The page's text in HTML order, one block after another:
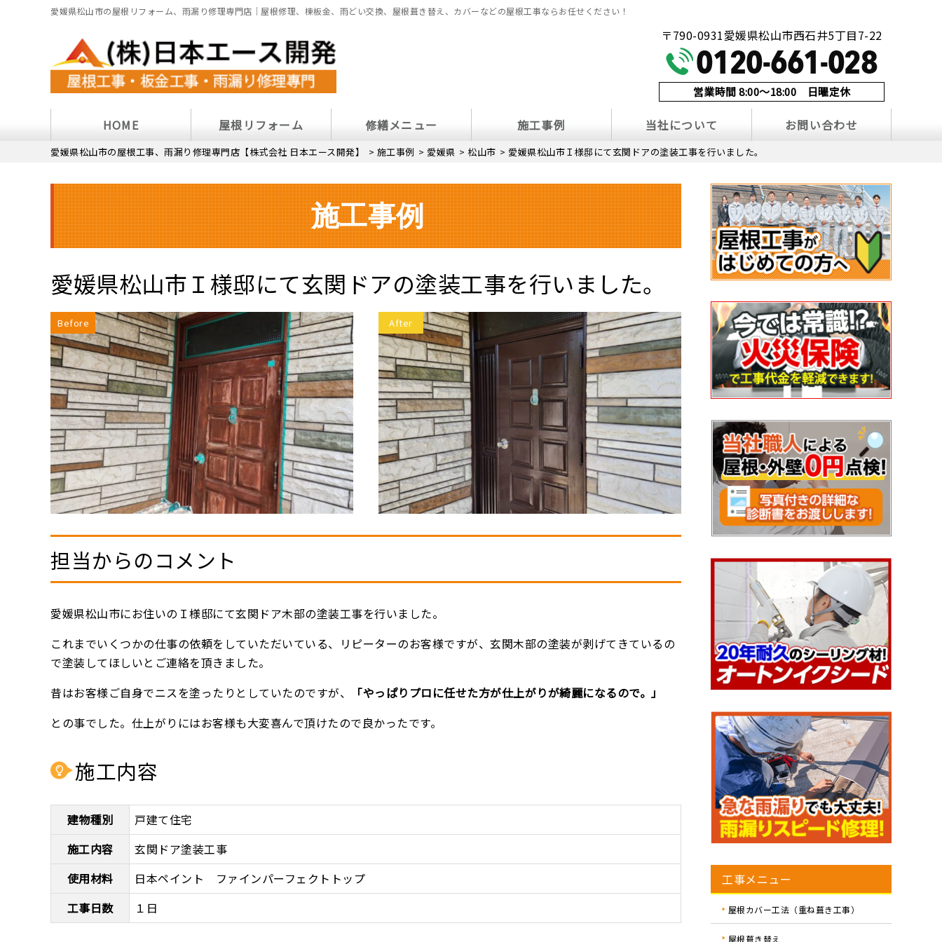
愛媛県松山市の屋根リフォーム、雨漏り修理専門店｜屋根修理、棟板金、雨どい交換、屋根葺き替え、カバーなどの屋根工事ならお任せください！
〒790-0931愛媛県松山市西石井5丁目7-22
営業時間 8:00～18:00 日曜定休
HOME 屋根リフォーム 修繕メニュー 施工事例 当社について お問い合わせ
愛媛県松山市の屋根工事、雨漏り修理専門店【株式会社 日本エース開発】 > 施工事例 > 愛媛県 > 松山市 > 愛媛県松山市Ｉ様邸にて玄関ドアの塗装工事を行いました。
施工事例
愛媛県松山市Ｉ様邸にて玄関ドアの塗装工事を行いました。
Before After
担当からのコメント
愛媛県松山市にお住いのＩ様邸にて玄関ドア木部の塗装工事を行いました。
これまでいくつかの仕事の依頼をしていただいている、リピーターのお客様ですが、玄関木部の塗装が剥げてきているの
で塗装してほしいとご連絡を頂きました。
昔はお客様ご自身でニスを塗ったりとしていたのですが、
「やっぱりプロに任せた方が仕上がりが綺麗になるので。」
との事でした。仕上がりにはお客様も大変喜んで頂けたので良かったです。
施工内容
建物種別
戸建て住宅
施工内容
玄関ドア塗装工事
使用材料
日本ペイント ファインパーフェクトトップ
工事日数
１日
工事メニュー
屋根カバー工法（重ね葺き工事）
屋根葺き替え